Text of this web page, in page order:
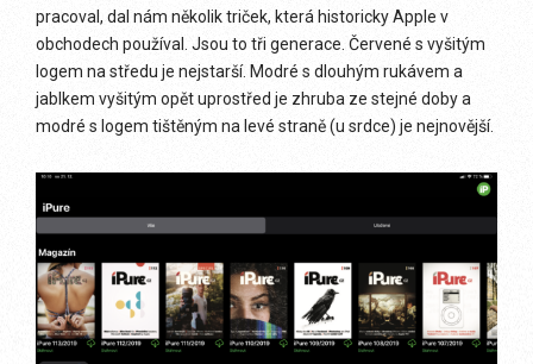
pracoval, dal nám několik triček, která historicky Apple v
obchodech používal. Jsou to tři generace. Červené s vyšitým
logem na středu je nejstarší. Modré s dlouhým rukávem a
jablkem vyšitým opět uprostřed je zhruba ze stejné doby a
modré s logem tištěným na levé straně (u srdce) je nejnovější.